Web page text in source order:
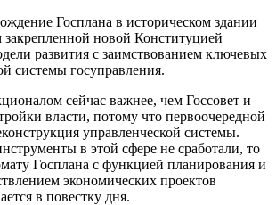
Госплана в историческом здании
новой Конституцией
развития с заимствованием ключевых
системы госуправления.
сейчас важнее, чем Госсовет и
власти, потому что первоочередной
управленческой системы.
в этой сфере не сработали, то
Госплана с функцией планирования и
экономических проектов
в повестку дня.